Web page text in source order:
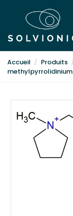
Accueil Produits